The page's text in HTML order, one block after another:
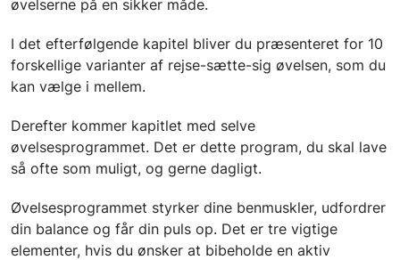
øvelserne på en sikker måde.
I det efterfølgende kapitel bliver du præsenteret for 10
forskellige varianter af rejse-sætte-sig øvelsen, som du
kan vælge i mellem.
Derefter kommer kapitlet med selve
øvelsesprogrammet. Det er dette program, du skal lave
så ofte som muligt, og gerne dagligt.
Øvelsesprogrammet styrker dine benmuskler, udfordrer
din balance og får din puls op. Det er tre vigtige
elementer, hvis du ønsker at bibeholde en aktiv